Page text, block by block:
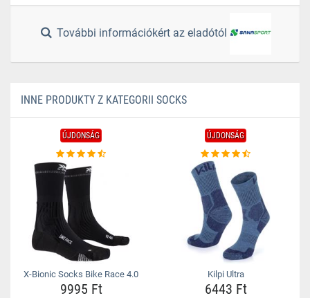
További információkért az eladótól
INNE PRODUKTY Z KATEGORII SOCKS
ÚJDONSÁG
X-Bionic Socks Bike Race 4.0
9995 Ft
ÚJDONSÁG
Kilpi Ultra
6443 Ft